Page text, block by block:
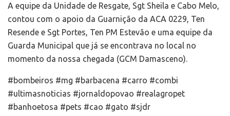
A equipe da Unidade de Resgate, Sgt Sheila e Cabo Melo,
contou com o apoio da Guarnição da ACA 0229, Ten
Resende e Sgt Portes, Ten PM Estevão e uma equipe da
Guarda Municipal que já se encontrava no local no
momento da nossa chegada (GCM Damasceno).
#bombeiros #mg #barbacena #carro #combi
#ultimasnoticias #jornaldopovao #realagropet
#banhoetosa #pets #cao #gato #sjdr